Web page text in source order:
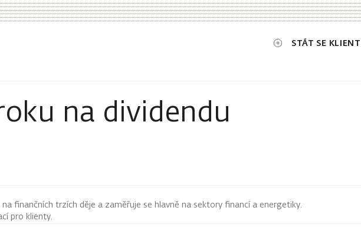
STÁT SE
na dividendu
finančních trzích děje a zaměřuje se hlavně na sektory financí a energetiky.
pro klienty.